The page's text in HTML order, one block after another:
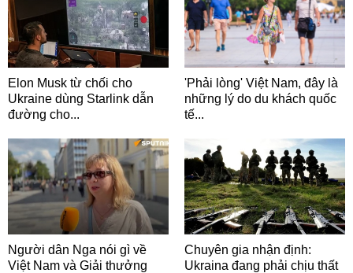
Elon Musk từ chối cho
Ukraine dùng Starlink dẫn
đường cho...
'Phải lòng' Việt Nam, đây là
những lý do du khách quốc
tế...
Người dân Nga nói gì về
Việt Nam và Giải thưởng
Chuyên gia nhận định:
Ukraina đang phải chịu thất